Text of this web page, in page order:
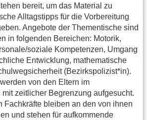
bereit, um das Material zu
Alltagstipps für die Vorbereitung
Angebote der Thementische sind
in folgenden Bereichen: Motorik,
soziale Kompetenzen, Umgang
Entwicklung, mathematische
(Bezirkspolizist*in).
von den Eltern im
mit zeitlicher Begrenzung aufgesucht.
Fachkräfte bleiben an den von ihnen
und stehen für aufkommende